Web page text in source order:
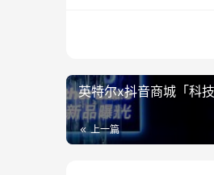
英特尔x抖音商城「科
上一篇